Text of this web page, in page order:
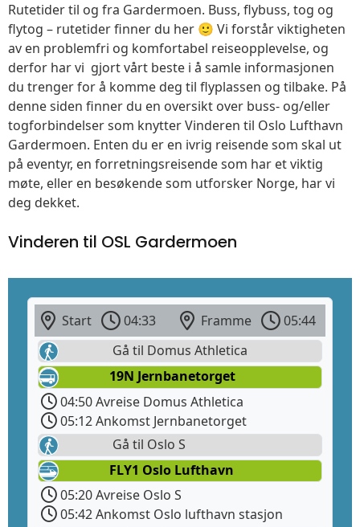
Rutetider til og fra Gardermoen. Buss, flybuss, tog og
flytog – rutetider finner du her 🙂 Vi forstår viktigheten
av en problemfri og komfortabel reiseopplevelse, og
derfor har vi gjort vårt beste i å samle informasjonen
du trenger for å komme deg til flyplassen og tilbake. På
denne siden finner du en oversikt over buss- og/eller
togforbindelser som knytter Vinderen til Oslo Lufthavn
Gardermoen. Enten du er en ivrig reisende som skal ut
på eventyr, en forretningsreisende som har et viktig
møte, eller en besøkende som utforsker Norge, har vi
deg dekket.
Vinderen til OSL Gardermoen
Start 04:33 Framme
05:44
Gå til Domus Athletica
19N Jernbanetorget
04:50 Avreise Domus Athletica
05:12 Ankomst Jernbanetorget
Gå til Oslo S
FLY1 Oslo Lufthavn
05:20 Avreise Oslo S
05:42 Ankomst Oslo lufthavn stasjon